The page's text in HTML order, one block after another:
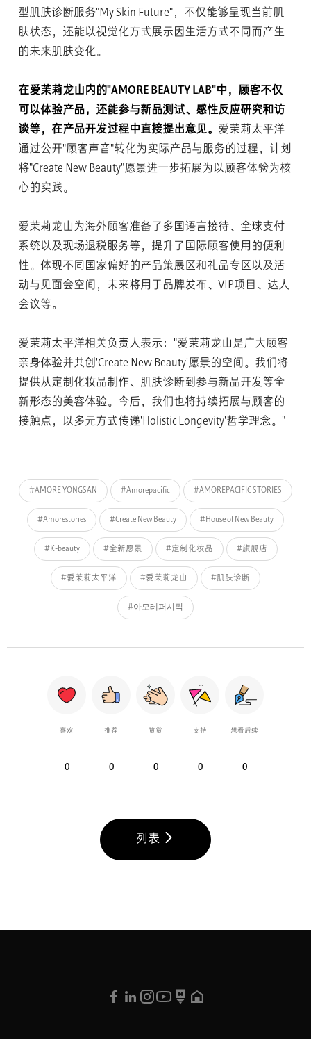
型肌肤诊断服务"My Skin Future"，不仅能够呈现当前肌
肤状态，还能以视觉化方式展示因生活方式不同而产生
的未来肌肤变化。
在爱茉莉龙山 内的"AMORE BEAUTY LAB"中，顾客不仅
可以体验产品，还能参与新品测试、感性反应研究和访
谈等，在产品开发过程中直接提出意见。 爱茉莉太平洋
通过公开"顾客声音"转化为实际产品与服务的过程，计划
将"Create New Beauty"愿景进一步拓展为以顾客体验为核
心的实践。
爱茉莉龙山为海外顾客准备了多国语言接待、全球支付
系统以及现场退税服务等，提升了国际顾客使用的便利
性。体现不同国家偏好的产品策展区和礼品专区以及活
动与见面会空间，未来将用于品牌发布、VIP项目、达人
会议等。
爱茉莉太平洋相关负责人表示："爱茉莉龙山是广大顾客
亲身体验并共创'Create New Beauty'愿景的空间。我们将
提供从定制化妆品制作、肌肤诊断到参与新品开发等全
新形态的美容体验。今后，我们也将持续拓展与顾客的
接触点，以多元方式传递'Holistic Longevity'哲学理念。"
#AMORE YONGSAN #Amorepacific #AMOREPACIFIC STORIES
#Amorestories #Create New Beauty #House of New Beauty
#K-beauty #全新愿景 #定制化妆品 #旗舰店
#爱茉莉太平洋 #爱茉莉龙山 #肌肤诊断
#아모레퍼시픽
喜欢
0
推荐
0
赞赏
0
支持
0
想看后续
0
列表